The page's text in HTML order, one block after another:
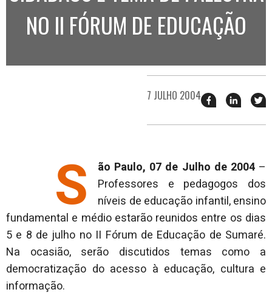
NO II FÓRUM DE EDUCAÇÃO
7 JULHO 2004 Compartilhar
esse
no
esse
no
S ão Paulo, 07 de Julho de 2004–
Professores e pedagogos dos
níveis de educação infantil, ensino
fundamental e médio estarão reunidos entre os dias
5 e 8 de julho no II Fórum de Educação de Sumaré.
Na ocasião, serão discutidos temas como a
democratização do acesso à educação, cultura e
informação.